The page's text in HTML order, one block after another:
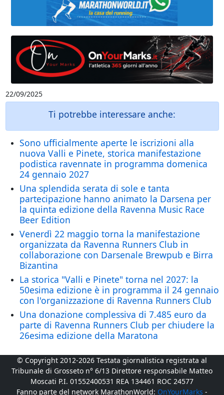
22/09/2025
Ti potrebbe interessare anche:
Sono ufficialmente aperte le iscrizioni alla
nuova Valli e Pinete, storica manifestazione
podistica ravennate in programma domenica
24 gennaio 2027
Una splendida serata di sole e tanta
partecipazione hanno animato la Darsena per
la quinta edizione della Ravenna Music Race
Beer Edition
Venerdì 22 maggio torna la manifestazione
organizzata da Ravenna Runners Club in
collaborazione con Darsenale Brewpub e Birra
Bizantina
La storica "Valli e Pinete" torna nel 2027: la
50esima edizione è in programma il 24 gennaio
con l'organizzazione di Ravenna Runners Club
Una donazione complessiva di 7.485 euro da
parte di Ravenna Runners Club per chiudere la
26esima edizione della Maratona
© Copyright 2012-2026 Testata giornalistica registrata al
Tribunale di Grosseto n° 6/13 Direttore responsabile Matteo
Moscati P.I. 01552400531 REA 134461 ROC 24577
Fanno parte del network MarathonWorld: OnYourMarks -